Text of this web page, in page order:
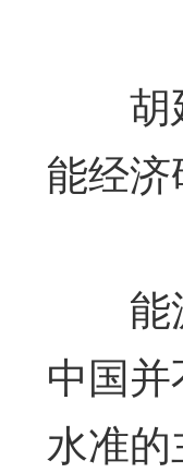
胡延
能经
能源
中国
水准